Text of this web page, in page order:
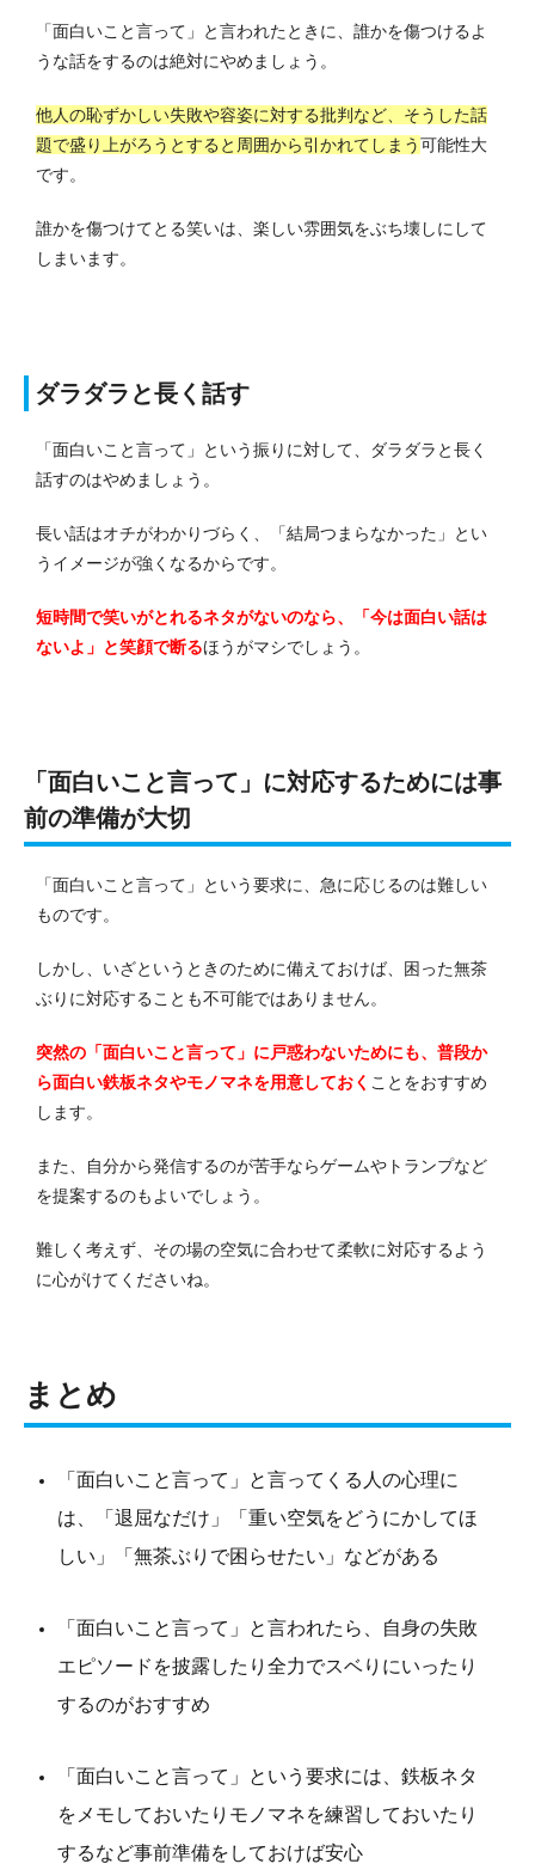
「面白いこと言って」と言われたときに、誰かを傷つけるよ
うな話をするのは絶対にやめましょう。
他人の恥ずかしい失敗や容姿に対する批判など、そうした話
題で盛り上がろうとすると周囲から引かれてしまう可能性大
です。
誰かを傷つけてとる笑いは、楽しい雰囲気をぶち壊しにして
しまいます。
ダラダラと長く話す
「面白いこと言って」という振りに対して、ダラダラと長く
話すのはやめましょう。
長い話はオチがわかりづらく、「結局つまらなかった」とい
うイメージが強くなるからです。
短時間で笑いがとれるネタがないのなら、「今は面白い話は
ないよ」と笑顔で断るほうがマシでしょう。
「面白いこと言って」に対応するためには事
前の準備が大切
「面白いこと言って」という要求に、急に応じるのは難しい
ものです。
しかし、いざというときのために備えておけば、困った無茶
ぶりに対応することも不可能ではありません。
突然の「面白いこと言って」に戸惑わないためにも、普段か
ら面白い鉄板ネタやモノマネを用意しておく ことをおすすめ
します。
また、自分から発信するのが苦手ならゲームやトランプなど
を提案するのもよいでしょう。
難しく考えず、その場の空気に合わせて柔軟に対応するよう
に心がけてくださいね。
まとめ
「面白いこと言って」と言ってくる人の心理に
は、「退屈なだけ」「重い空気をどうにかしてほ
しい」「無茶ぶりで困らせたい」などがある
「面白いこと言って」と言われたら、自身の失敗
エピソードを披露したり全力でスベりにいったり
するのがおすすめ
「面白いこと言って」という要求には、鉄板ネタ
をメモしておいたりモノマネを練習しておいたり
するなど事前準備をしておけば安心